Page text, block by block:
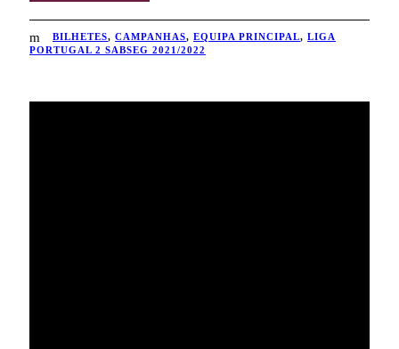
BILHETES, CAMPANHAS, EQUIPA PRINCIPAL, LIGA
PORTUGAL 2 SABSEG 2021/2022